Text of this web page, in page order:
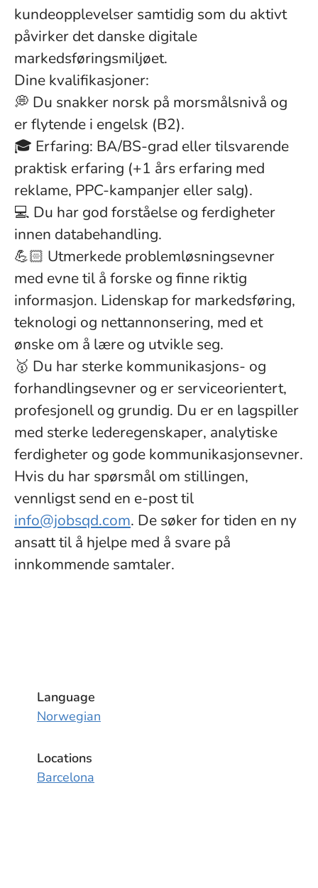
kundeopplevelser samtidig som du aktivt
påvirker det danske digitale
markedsføringsmiljøet.
Dine kvalifikasjoner:
💭 Du snakker norsk på morsmålsnivå og
er flytende i engelsk (B2).
🎓 Erfaring: BA/BS-grad eller tilsvarende
praktisk erfaring (+1 års erfaring med
reklame, PPC-kampanjer eller salg).
💻 Du har god forståelse og ferdigheter
innen databehandling.
💪🏻 Utmerkede problemløsningsevner
med evne til å forske og finne riktig
informasjon. Lidenskap for markedsføring,
teknologi og nettannonsering, med et
ønske om å lære og utvikle seg.
🥇 Du har sterke kommunikasjons- og
forhandlingsevner og er serviceorientert,
profesjonell og grundig. Du er en lagspiller
med sterke lederegenskaper, analytiske
ferdigheter og gode kommunikasjonsevner.
Hvis du har spørsmål om stillingen,
vennligst send en e-post til
info@jobsqd.com. De søker for tiden en ny
ansatt til å hjelpe med å svare på
innkommende samtaler.
Language
Norwegian
Locations
Barcelona